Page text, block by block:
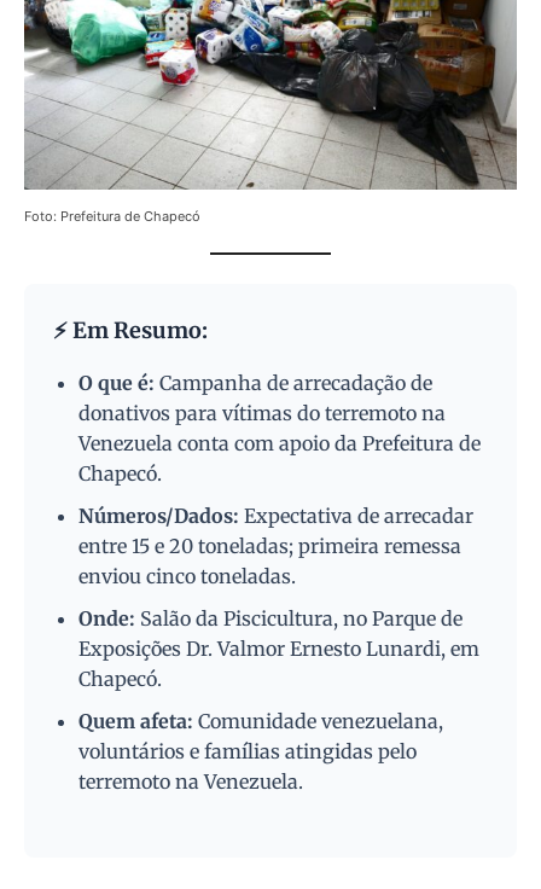
Foto: Prefeitura de Chapecó
⚡ Em Resumo:
O que é: Campanha de arrecadação de
donativos para vítimas do terremoto na
Venezuela conta com apoio da Prefeitura de
Chapecó.
Números/Dados: Expectativa de arrecadar
entre 15 e 20 toneladas; primeira remessa
enviou cinco toneladas.
Onde: Salão da Piscicultura, no Parque de
Exposições Dr. Valmor Ernesto Lunardi, em
Chapecó.
Quem afeta: Comunidade venezuelana,
voluntários e famílias atingidas pelo
terremoto na Venezuela.